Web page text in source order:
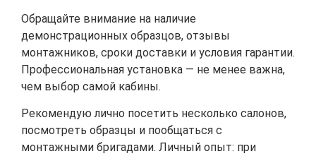
Обращайте внимание на наличие
демонстрационных образцов, отзывы
монтажников, сроки доставки и условия гарантии.
Профессиональная установка — не менее важна,
чем выбор самой кабины.
Рекомендую лично посетить несколько салонов,
посмотреть образцы и пообщаться с
монтажными бригадами. Личный опыт: при